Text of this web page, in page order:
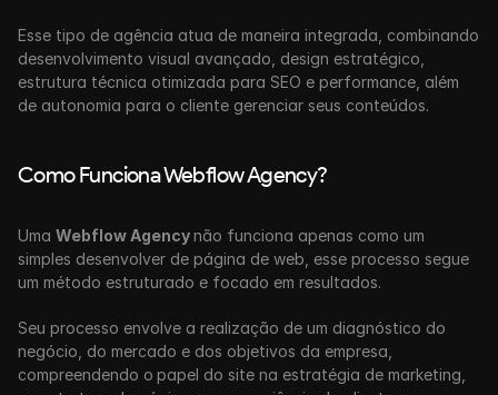
Esse tipo de agência atua de maneira integrada, combinando
desenvolvimento visual avançado, design estratégico,
estrutura técnica otimizada para SEO e performance, além
de autonomia para o cliente gerenciar seus conteúdos.
Como Funciona Webflow Agency?
Uma Webflow Agency não funciona apenas como um
simples desenvolver de página de web, esse processo segue
um método estruturado e focado em resultados.
Seu processo envolve a realização de um diagnóstico do
negócio, do mercado e dos objetivos da empresa,
compreendendo o papel do site na estratégia de marketing,